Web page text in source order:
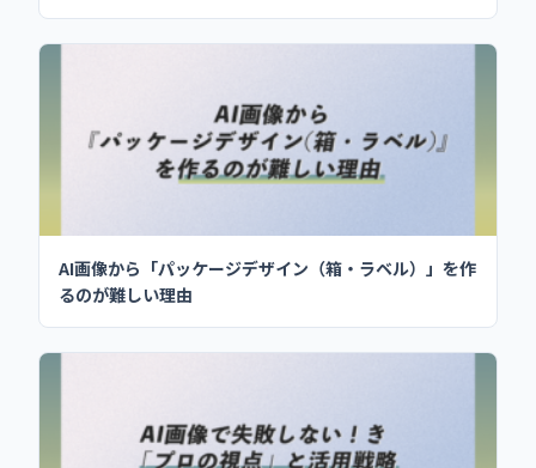
AI画像から「パッケージデザイン（箱・ラベル）」を作
るのが難しい理由